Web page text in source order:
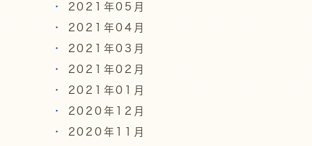
2021年05月
2021年04月
2021年03月
2021年02月
2021年01月
2020年12月
2020年11月